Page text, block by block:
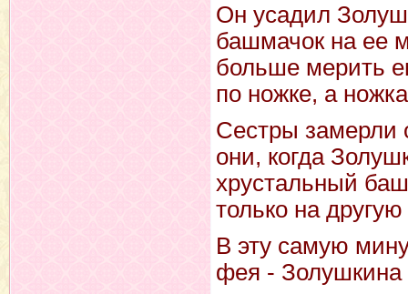
Он усадил
башмачок на ее
больше мерить
по ножке, а
Сестры замерли
они, когда
хрустальный
только на
В эту самую
фея - Золушкина